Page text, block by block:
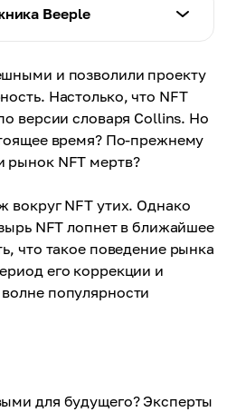
пикселя в жанре
или активы для
2017 года пользователи
и разводят
криптокотенка
NFT), владелец получает
разделить на доли и
о владельце. На пике
дорогой криптокот
за сто тысяч долларов
Beeple
провел первую в
NFT, среди которых
художника Beeple.
жизнь: Первые 5 000
работа, которая была
внимание к автору
потенциальную
и перспективы
рынком NFT
и позволили проекту
Настолько, что NFT
версии словаря Collins. Но
время? По-прежнему
рынок NFT мертв?
вокруг NFT утих. Однако
NFT лопнет в ближайшее
что такое поведение рынка
его коррекции и
популярности
для будущего? Эксперты